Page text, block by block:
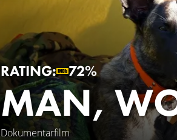
RATING: 72%
MAN,
Dokumentarfilm